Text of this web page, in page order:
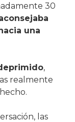
30
una
,
realmente
las